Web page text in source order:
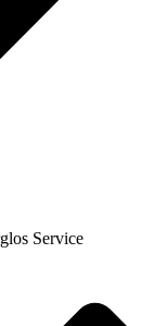
Service